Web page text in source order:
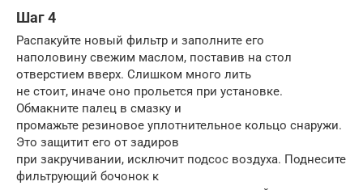
Шаг 4
Распакуйте новый фильтр и заполните его
наполовину свежим маслом, поставив на стол
отверстием вверх. Слишком много лить
не стоит, иначе оно прольется при установке.
Обмакните палец в смазку и
промажьте резиновое уплотнительное кольцо снаружи.
Это защитит его от задиров
при закручивании, исключит подсос воздуха. Поднесите
фильтрующий бочонок к